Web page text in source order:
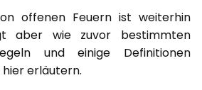
offenen Feuern ist weiterhin
aber wie zuvor bestimmten
und einige Definitionen
erläutern.